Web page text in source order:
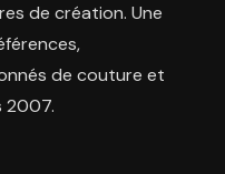
de création. Une
de couture et
2007.